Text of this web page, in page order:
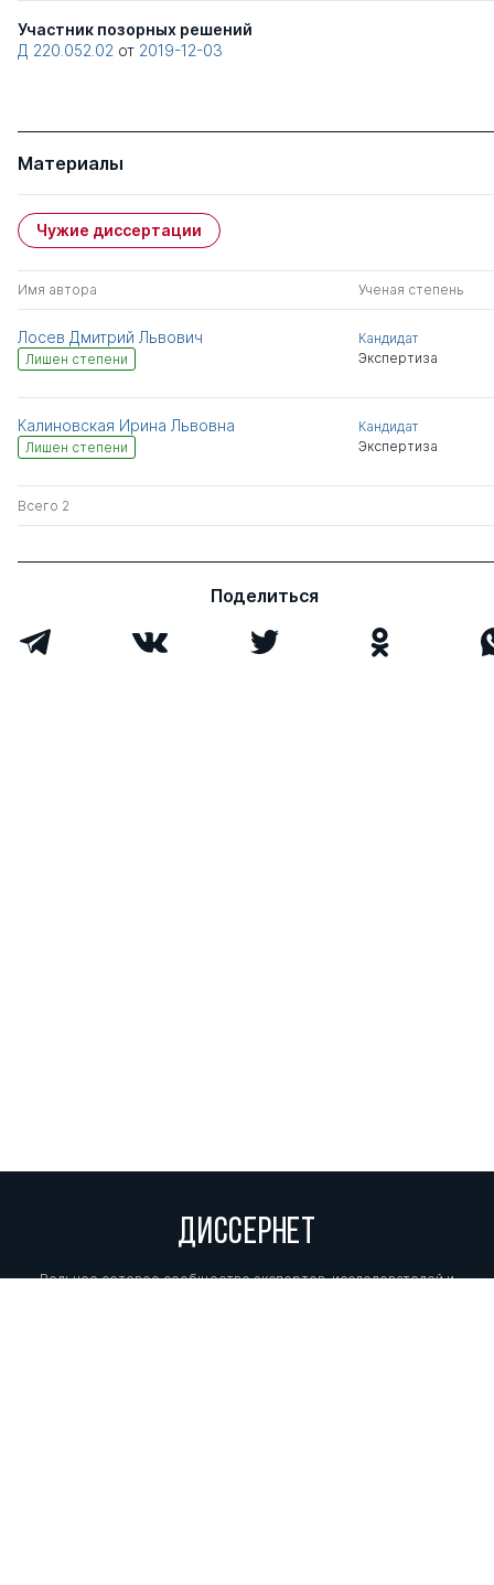
Участник позорных решений
Д 220.052.02 от 2019-12-03
Материалы
Чужие диссертации
Имя автора Ученая степень
Лосев Дмитрий Львович
Лишен степени
Кандидат
Экспертиза
Калиновская Ирина Львовна
Лишен степени
Кандидат
Экспертиза
Всего 2
Поделиться
ДИССЕРНЕТ
Вольное сетевое сообщество экспертов, исследователей и